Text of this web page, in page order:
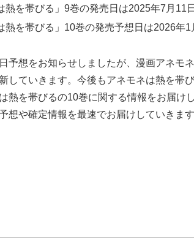
熱を帯びる」9巻の発売日は2025年7月11
熱を帯びる」10巻の発売予想日は2026年1
予想をお知らせしましたが、漫画アネモ
していきます。今後もアネモネは熱を帯
熱を帯びるの10巻に関する情報をお届け
想や確定情報を最速でお届けしていきま